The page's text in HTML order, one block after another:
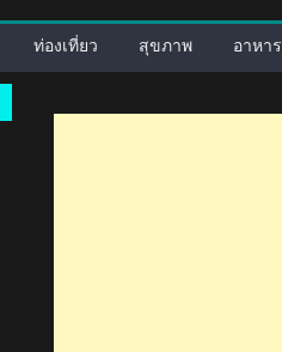
ท่องเที่ยว สุขภาพ อาหาร